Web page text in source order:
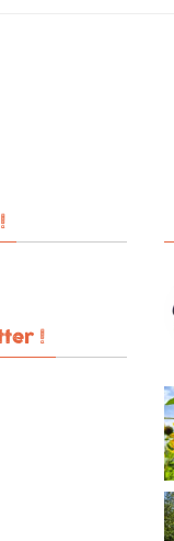
!